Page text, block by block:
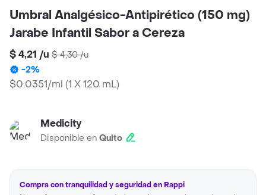
Umbral Analgésico-Antipirético (150 mg)
Jarabe Infantil Sabor a Cereza
$ 4,21 /u $ 4,30/u
-2%
$0.0351/ml (1 X 120 mL)
Medicity
Disponible en Quito
Compra con tranquilidad y seguridad en Rappi